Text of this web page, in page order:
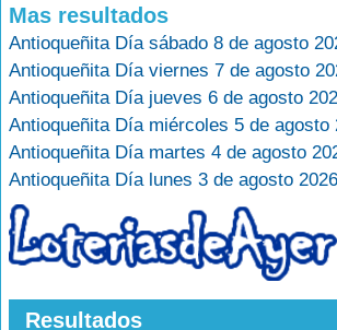
Mas resultados
Antioqueñita Día sábado 8 de agosto
Antioqueñita Día viernes 7 de agosto
Antioqueñita Día jueves 6 de agosto
Antioqueñita Día miércoles 5 de agosto
Antioqueñita Día martes 4 de agosto
Antioqueñita Día lunes 3 de agosto 2026
Resultados